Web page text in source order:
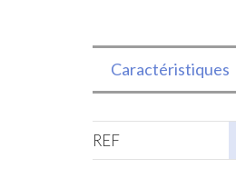
Caractéristiques
REF